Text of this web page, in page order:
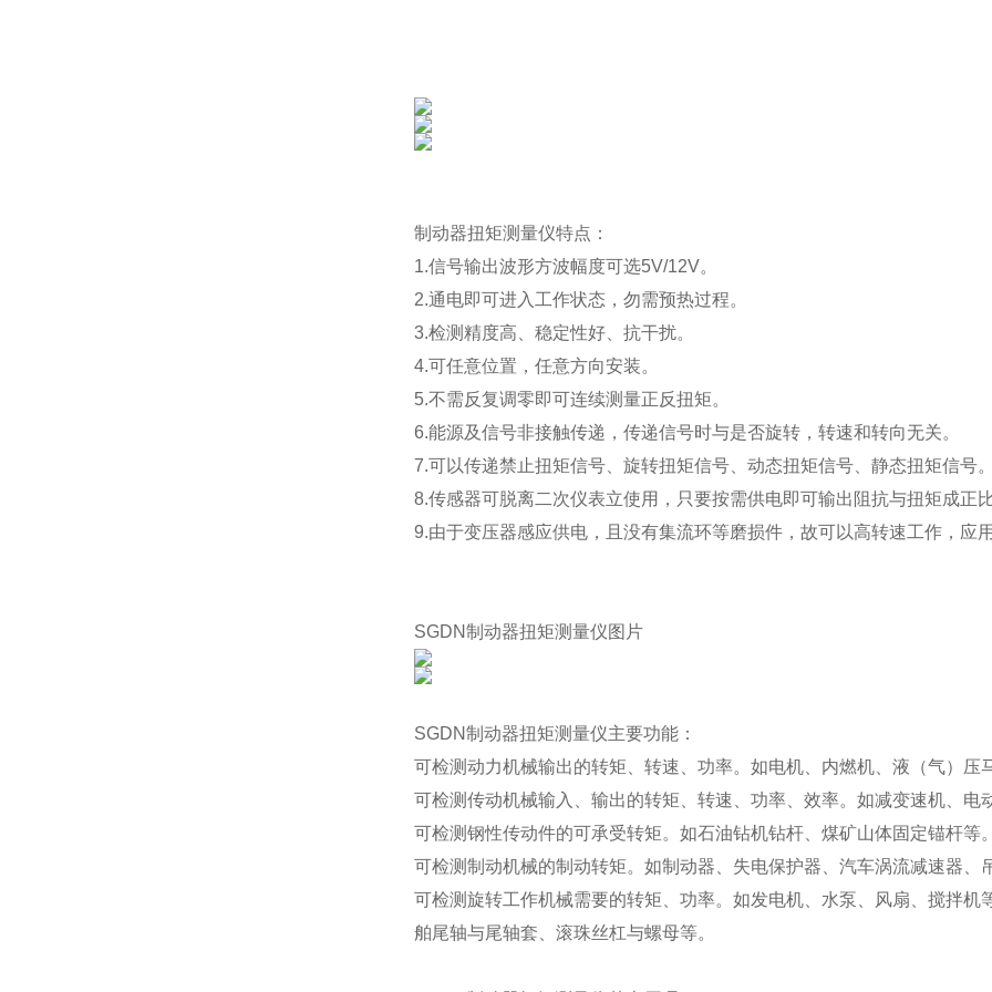
制动器扭矩测量仪特点：
1.信号输出波形方波幅度可选5V/12V。
2.通电即可进入工作状态，勿需预热过程。
3.检测精度高、稳定性好、抗干扰。
4.可任意位置，任意方向安装。
5.不需反复调零即可连续测量正反扭矩。
6.能源及信号非接触传递，传递信号时与是否旋转，转速和转向无关。
7.可以传递禁止扭矩信号、旋转扭矩信号、动态扭矩信号、静态扭矩信号
8.传感器可脱离二次仪表立使用，只要按需供电即可输出阻抗与扭矩成正
9.由于变压器感应供电，且没有集流环等磨损件，故可以高转速工作，应
SGDN制动器扭矩测量仪图片
SGDN制动器扭矩测量仪主要功能：
可检测动力机械输出的转矩、转速、功率。如电机、内燃机、液（气）压
可检测传动机械输入、输出的转矩、转速、功率、效率。如减变速机、电
可检测钢性传动件的可承受转矩。如石油钻机钻杆、煤矿山体固定锚杆等
可检测制动机械的制动转矩。如制动器、失电保护器、汽车涡流减速器、
可检测旋转工作机械需要的转矩、功率。如发电机、水泵、风扇、搅拌
舶尾轴与尾轴套、滚珠丝杠与螺母等。